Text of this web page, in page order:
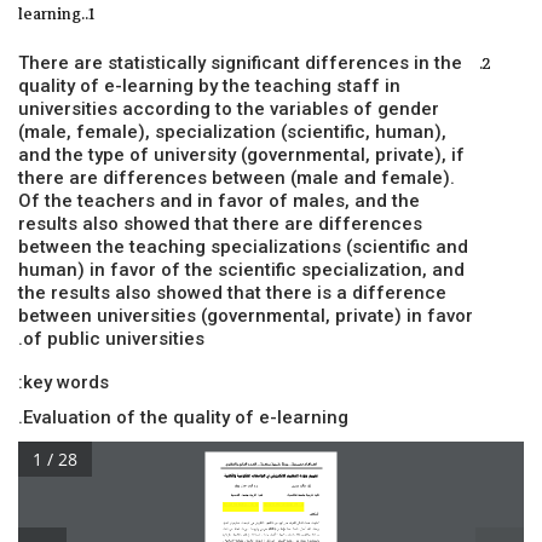
learning..1
There are statistically significant differences in the
quality of e-learning by the teaching staff in
universities according to the variables of gender
(male, female), specialization (scientific, human),
and the type of university (governmental, private), if
there are differences between (male and female).
Of the teachers and in favor of males, and the
results also showed that there are differences
between the teaching specializations (scientific and
human) in favor of the scientific specialization, and
the results also showed that there is a difference
between universities (governmental, private) in favor
of public universities.
key words:
Evaluation of the quality of e-learning.
اشـراقـات تنمــوية ... مجـلة علــمية محكــمة ... العــدد الثامن والثلاثون
تقييم جودة التعليم الالكتروني في الجامعات الحكومية والأهلية
فؤاد طالب حسين م.د أحمد عمار جواد
كلية التربية جامعة القادسية                      كلية التربية جامعة القادسية
الملخص
أستهدف البحث الحالي التعرف على تقييم جودة التعليم الالكتروني في الجامعات الحكومية والأهلية
وتحقيقا لذلك أختار الباحث عينة مؤلفة من ( 600
  )
تدريسي وتدريسية , توزعت العينة على ثلاث
محافظات ولكل محافظة جامعتين حكومية
أهلية,  وشملت المحا فظات ( بابل , القادسية , كربلاء )
1 / 28